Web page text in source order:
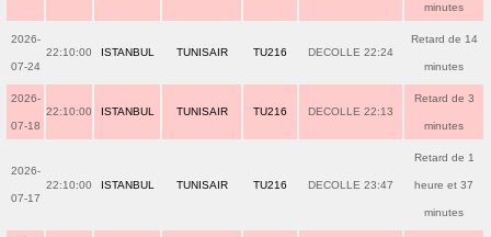
minutes
2026-
07-24
22:10:00 ISTANBUL TUNISAIR TU216 DECOLLE 22:24
Retard de 14
minutes
2026-
07-18
22:10:00 ISTANBUL TUNISAIR TU216 DECOLLE 22:13
Retard de 3
minutes
2026-
07-17
22:10:00 ISTANBUL TUNISAIR TU216 DECOLLE 23:47
Retard de 1
heure et 37
minutes